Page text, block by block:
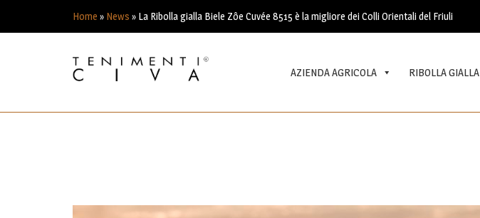
Home » News » La Ribolla gialla Biele Zôe Cuvée 8515 è la migliore dei Colli Orientali del Friuli
AZIENDA AGRICOLA RIBOLLA GIALLA